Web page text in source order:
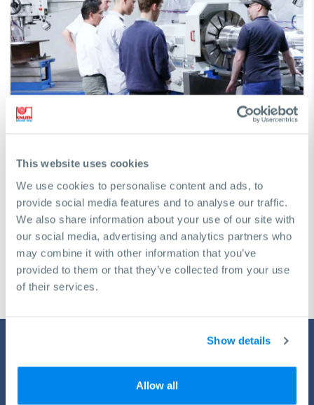
This website uses cookies
We use cookies to personalise content and ads, to
provide social media features and to analyse our traffic.
We also share information about your use of our site with
our social media, advertising and analytics partners who
may combine it with other information that you’ve
provided to them or that they’ve collected from your use
of their services.
Show details
Allow all
macchina?
Saremo lieti di assistervi nel prendere la decisione
giusta per raggiungere i vostri obiettivi di business
Richiedi una consulenza gratuita